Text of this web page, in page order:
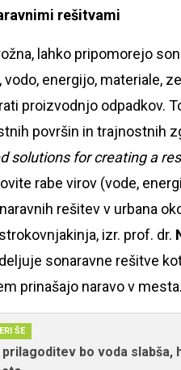
rešitvami
lahko pripomorejo
energijo, materiale,
proizvodnjo odpadkov.
površin in trajnostnih
solutions for creating a
rabe virov (vode,
rešitev v urbana
izr. prof. dr.
sonaravne rešitve
prinašajo naravo v mesta.
ŠE
bo voda slabša,